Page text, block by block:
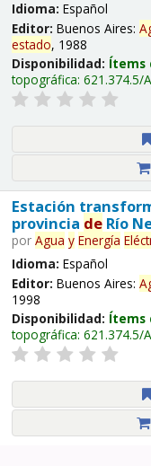
Idioma: Español
Editor: Buenos Aires:
estado, 1988
Disponibilidad: Ítems
topográfica: 621.374.5/
Estación
provincia deRío
por Agua y Energía
Idioma: Español
Editor: Buenos Aires:
1998
Disponibilidad: Ítems
topográfica: 621.374.5/